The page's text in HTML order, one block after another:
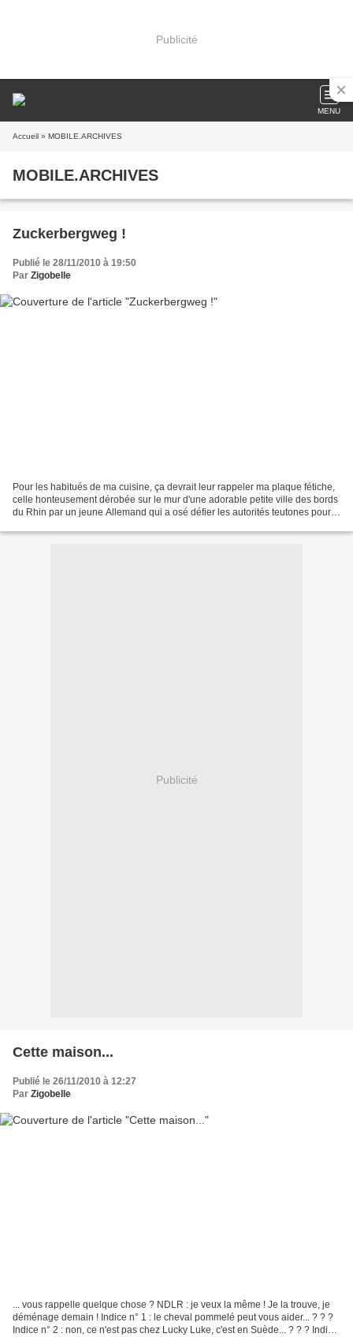
Publicité
MENU
Accueil » MOBILE.ARCHIVES
MOBILE.ARCHIVES
Zuckerbergweg !
Publié le 28/11/2010 à 19:50
Par Zigobelle
Pour les habitués de ma cuisine, ça devrait leur rappeler ma plaque fétiche,
celle honteusement dérobée sur le mur d'une adorable petite ville des bords
du Rhin par un jeune Allemand qui a osé défier les autorités teutones pour
Publicité
Cette maison...
Publié le 26/11/2010 à 12:27
Par Zigobelle
... vous rappelle quelque chose ? NDLR : je veux la même ! Je la trouve, je
déménage demain ! Indice n° 1 : le cheval pommelé peut vous aider... ? ? ?
Indice n° 2 : non, ce n'est pas chez Lucky Luke, c'est en Suède... ? ? ? Indice